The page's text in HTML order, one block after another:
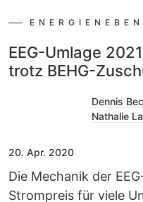
EEG-Umlage
trotz BEHG-
Dennis
Nathalie
20. Apr. 2020
Die Mechanik der
Strompreis für viele